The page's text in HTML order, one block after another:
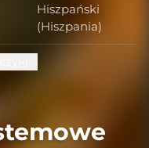
Hiszpański
(Hiszpania)